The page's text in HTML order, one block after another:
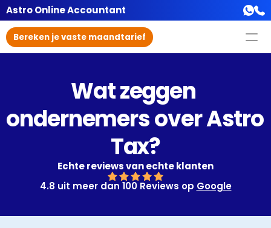
Astro Online Accountant
Bereken je vaste maandtarief
Wat zeggen
ondernemers over Astro
Tax?
Echte reviews van echte klanten
4.8 uit meer dan 100 Reviews op Google